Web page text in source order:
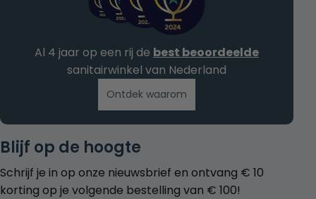
Blijf op de hoogte
Schrijf je in op onze nieuwsbrief en ontvang € 10
korting op je volgende bestelling van € 100!
Al 4 jaar op een rij de best beoordeelde
sanitairwinkel van Nederland
Ontdek waarom